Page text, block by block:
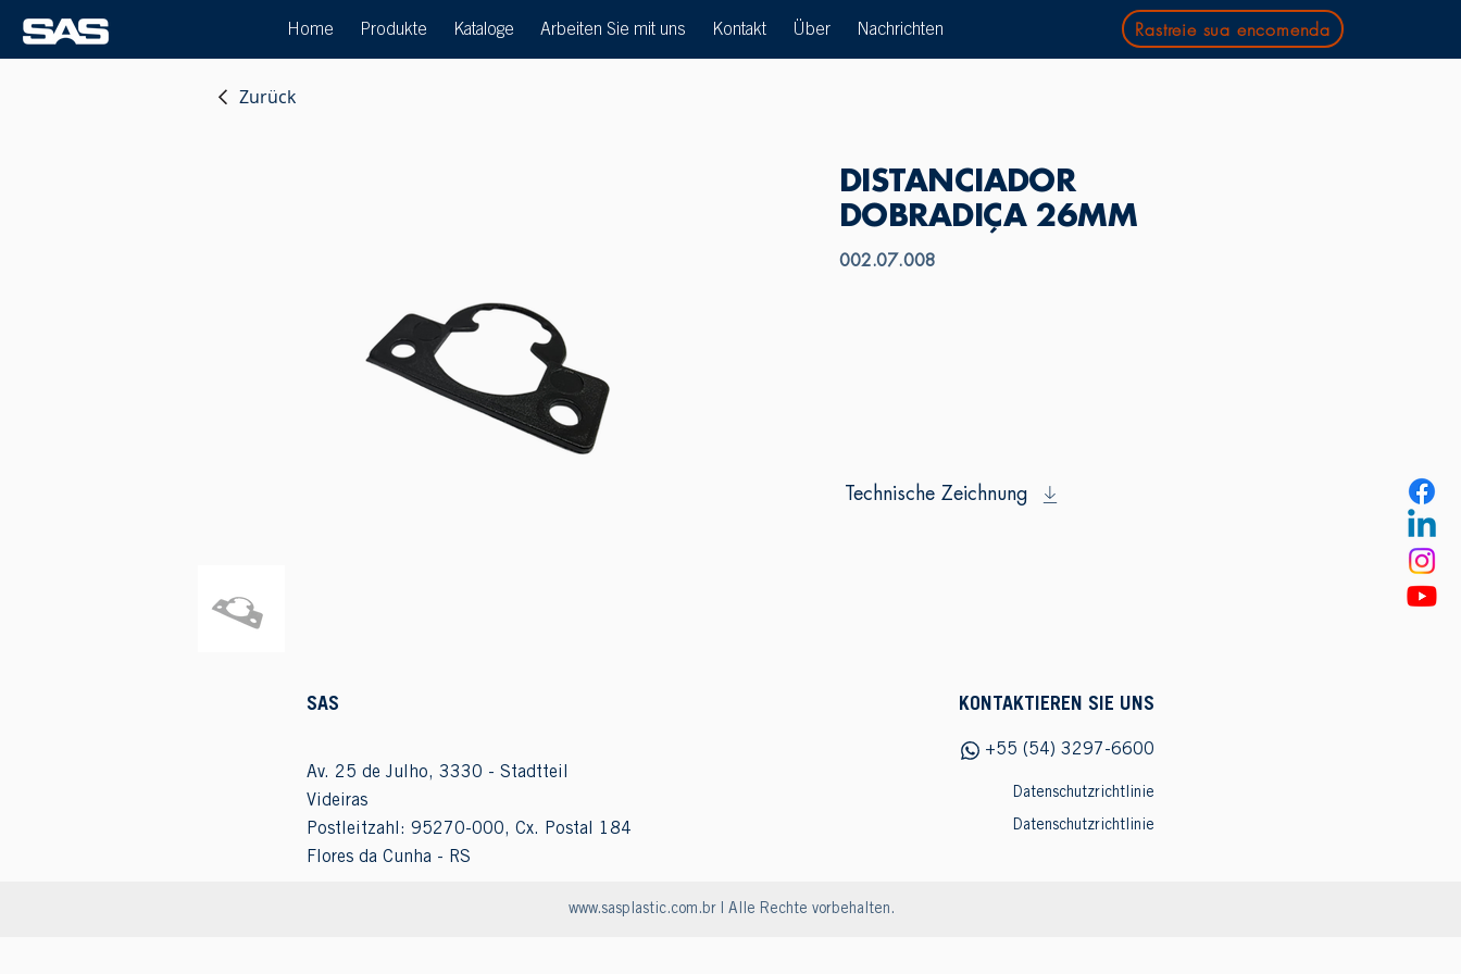
Home Produkte Kataloge Arbeiten Sie mit uns Kontakt Über Nachrichten Rastreie sua encomenda
Zurück
DISTANCIADOR
DOBRADIÇA 26MM
002.07.008
Technische Zeichnung
SAS
Av. 25 de Julho, 3330 - Stadtteil
Videiras
Postleitzahl: 95270-000, Cx. Postal 184
Flores da Cunha - RS
KONTAKTIEREN SIE UNS
+55 (54) 3297-6600
Datenschutzrichtlinie
Datenschutzrichtlinie
www.sasplastic.com.br | Alle Rechte vorbehalten.